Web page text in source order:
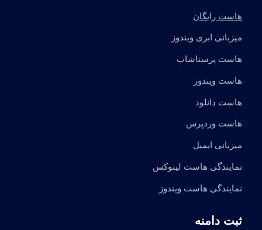
هاست رایگان
میزبانی ابری ویندوز
هاست پرستاشاپ
هاست ویندوز
هاست دانلود
هاست وردپرس
میزبانی ایمیل
نمایندگی هاست لینوکس
نمایندگی هاست ویندوز
ثبت دامنه